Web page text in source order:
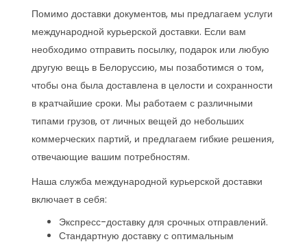
Помимо доставки документов, мы предлагаем услуги
международной курьерской доставки. Если вам
необходимо отправить посылку, подарок или любую
другую вещь в Белоруссию, мы позаботимся о том,
чтобы она была доставлена в целости и сохранности
в кратчайшие сроки. Мы работаем с различными
типами грузов, от личных вещей до небольших
коммерческих партий, и предлагаем гибкие решения,
отвечающие вашим потребностям.
Наша служба международной курьерской доставки
включает в себя:
Экспресс-доставку для срочных отправлений.
Стандартную доставку с оптимальным